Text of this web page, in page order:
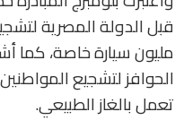
مليون سيارة خاصة، كما
الحوافز لتشجيع
تعمل بالغاز الطبيعي.